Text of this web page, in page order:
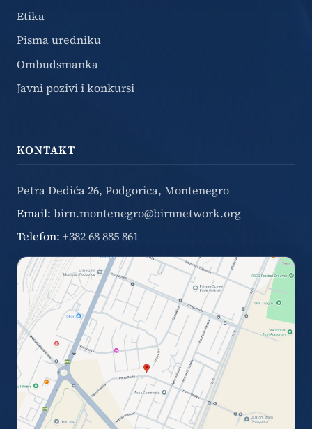
Etika
Pisma uredniku
Ombudsmanka
Javni pozivi i konkursi
KONTAKT
Petra Dedića 26, Podgorica, Montenegro
Email: birn.montenegro@birnnetwork.org
Telefon: +382 68 885 861